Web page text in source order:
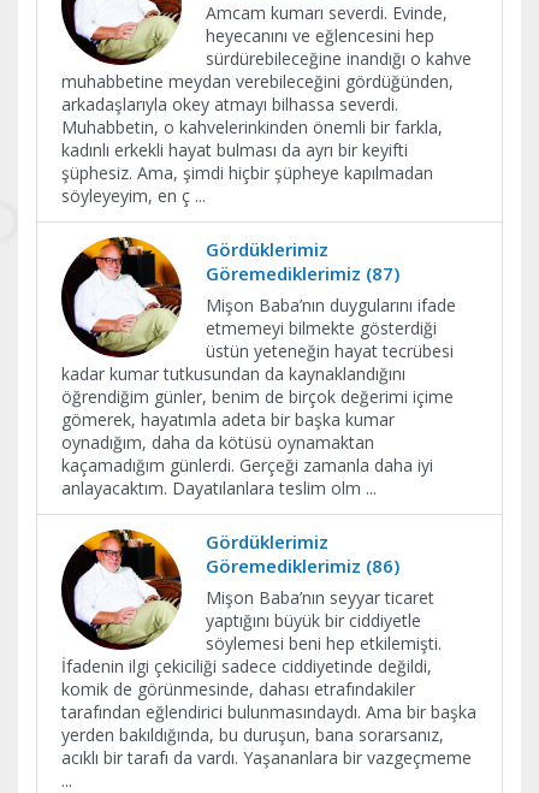
Amcam kumarı severdi. Evinde,
heyecanını ve eğlencesini hep
sürdürebileceğine inandığı o kahve
muhabbetine meydan verebileceğini gördüğünden,
arkadaşlarıyla okey atmayı bilhassa severdi.
Muhabbetin, o kahvelerinkinden önemli bir farkla,
kadınlı erkekli hayat bulması da ayrı bir keyifti
şüphesiz. Ama, şimdi hiçbir şüpheye kapılmadan
söyleyeyim, en ç ...
Gördüklerimiz
Göremediklerimiz (87)
Mişon Baba’nın duygularını ifade
etmemeyi bilmekte gösterdiği
üstün yeteneğin hayat tecrübesi
kadar kumar tutkusundan da kaynaklandığını
öğrendiğim günler, benim de birçok değerimi içime
gömerek, hayatımla adeta bir başka kumar
oynadığım, daha da kötüsü oynamaktan
kaçamadığım günlerdi. Gerçeği zamanla daha iyi
anlayacaktım. Dayatılanlara teslim olm ...
Gördüklerimiz
Göremediklerimiz (86)
Mişon Baba’nın seyyar ticaret
yaptığını büyük bir ciddiyetle
söylemesi beni hep etkilemişti.
İfadenin ilgi çekiciliği sadece ciddiyetinde değildi,
komik de görünmesinde, dahası etrafındakiler
tarafından eğlendirici bulunmasındaydı. Ama bir başka
yerden bakıldığında, bu duruşun, bana sorarsanız,
acıklı bir tarafı da vardı. Yaşananlara bir vazgeçmeme
...